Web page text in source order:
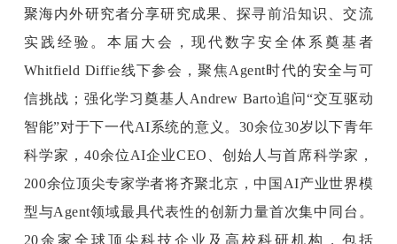
爱
聚海内外研究者分享研究成果、探寻前沿知识、交流
实践经验。本届大会，现代数字安全体系奠基者
Whitfield Diffie线下参会，聚焦Agent时代的安全与可
信挑战；强化学习奠基人Andrew Barto追问“交互驱动
智能”对于下一代AI系统的意义。30余位30岁以下青年
科学家，40余位AI企业CEO、创始人与首席科学家，
200余位顶尖专家学者将齐聚北京，中国AI产业世界模
型与Agent领域最具代表性的创新力量首次集中同台。
20余家全球顶尖科技企业及高校科研机构，包括